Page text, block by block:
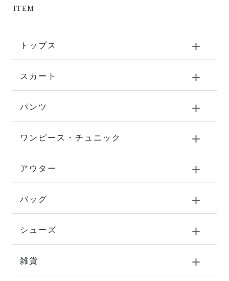
-ITEM
トップス
スカート
パンツ
ワンピース・チュニック
アウター
バッグ
シューズ
雑貨